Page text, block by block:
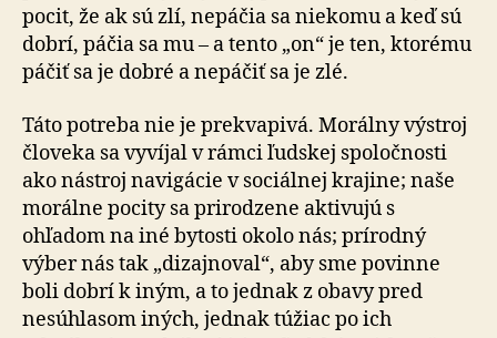
pocit, že ak sú zlí, nepáčia sa niekomu a keď sú
dobrí, páčia sa mu – a tento „on“ je ten, ktorému
páčiť sa je dobré a nepáčiť sa je zlé.
Táto potreba nie je prekvapivá. Morálny výstroj
človeka sa vyvíjal v rámci ľudskej spoločnosti
ako nástroj navigácie v sociálnej krajine; naše
morálne pocity sa prirodzene aktivujú s
ohľadom na iné bytosti okolo nás; prírodný
výber nás tak „dizajnoval“, aby sme povinne
boli dobrí k iným, a to jednak z obavy pred
nesúhlasom iných, jednak túžiac po ich